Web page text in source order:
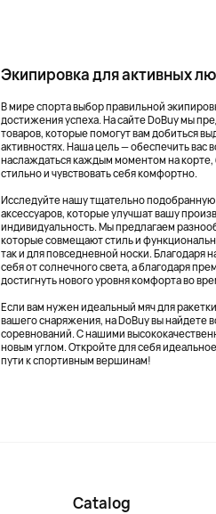
Экипировка для активных
В мире спорта выбор правильной
достижения успеха. На сайте DoBuy мы
товаров, которые помогут вам добиться
активностях. Наша цель — обеспечить
наслаждаться каждым моментом на корте,
стильно и чувствовать себя комфортно.
Исследуйте нашу тщательно
аксессуаров, которые улучшат вашу
индивидуальность. Мы предлагаем
которые совмещают стиль и
так и для повседневной носки.
себя от солнечного света, а благодаря
достигнуть нового уровня комфорта во
Если вам нужен идеальный мяч для
вашего снаряжения, на DoBuy вы найдете
соревнований. С нашими
новым углом. Откройте для себя
пути к спортивным вершинам!
Catalog